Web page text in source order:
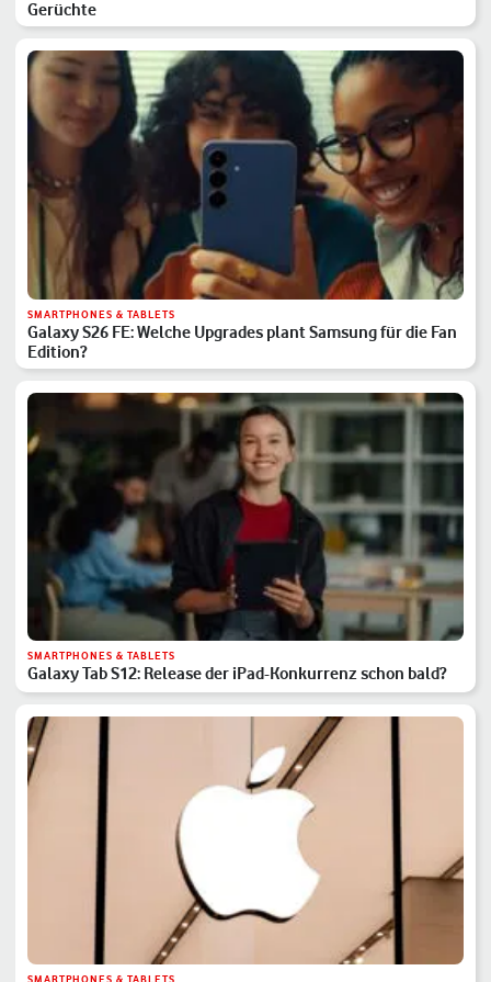
Gerüchte
SMARTPHONES & TABLETS
Galaxy S26 FE: Welche Upgrades plant Samsung für die Fan
Edition?
SMARTPHONES & TABLETS
Galaxy Tab S12: Release der iPad-Konkurrenz schon bald?